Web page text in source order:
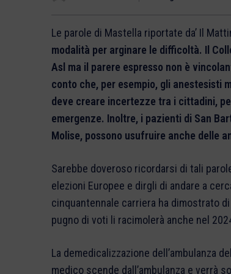
Le parole di Mastella riportate da’ Il
modalità per arginare le difficoltà. Il
Asl ma il parere espresso non è
conto che, per esempio, gli anestesisti
deve creare incertezze tra i cittadini,
emergenze. Inoltre, i pazienti di San
Molise, possono usufruire anche delle
Sarebbe doveroso ricordarsi di tali
elezioni Europee e dirgli di andare a
cinquantennale carriera ha dimostrato
pugno di voti li racimolerà anche nel
La demedicalizzazione dell’ambulanza
medico scende dall’ambulanza e verrà